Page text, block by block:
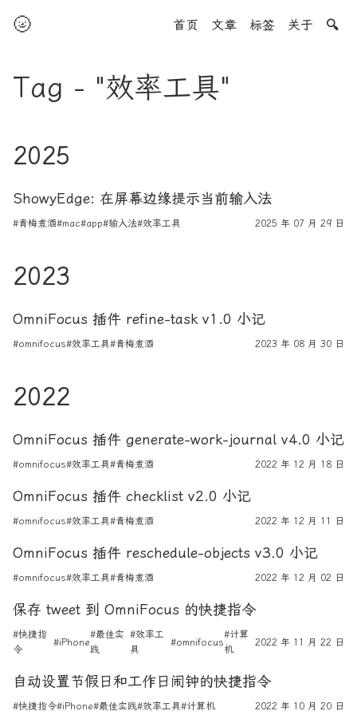
🌝 首页 文章 标签 关于 🔍
Tag - "效率工具"
2025
ShowyEdge: 在屏幕边缘提示当前输入法
#青梅煮酒#mac#app#输入法#效率工具 2025 年 07 月 29 日
2023
OmniFocus 插件 refine-task v1.0 小记
#omnifocus#效率工具#青梅煮酒 2023 年 08 月 30 日
2022
OmniFocus 插件 generate-work-journal v4.0 小记
#omnifocus#效率工具#青梅煮酒 2022 年 12 月 18 日
OmniFocus 插件 checklist v2.0 小记
#omnifocus#效率工具#青梅煮酒 2022 年 12 月 11 日
OmniFocus 插件 reschedule-objects v3.0 小记
#omnifocus#效率工具#青梅煮酒 2022 年 12 月 02 日
保存 tweet 到 OmniFocus 的快捷指令
#快捷指
令
#iPhone
#最佳实
践
#效率工
具
#omnifocus
#计算
机
2022 年 11 月 22 日
自动设置节假日和工作日闹钟的快捷指令
#快捷指令#iPhone#最佳实践#效率工具#计算机 2022 年 10 月 20 日